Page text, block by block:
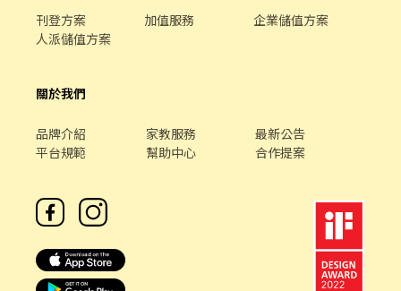
刊登方案 加值服務
企業儲值方案
人派儲值方案
關於我們
品牌介紹 家教服務
最新公告
平台規範
幫助中心 合作提案